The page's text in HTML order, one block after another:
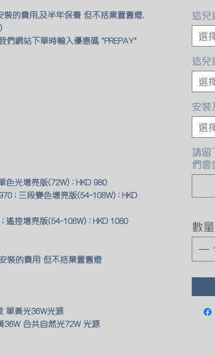
的費用,及半年保養 但不括棄置舊燈.
網站下單時輸入優惠碼 "PREPAY"
色光增亮版(72W) : HKD 980
; 三段變色增亮版(54-108W) : HKD
遙控增亮版(54-108W) : HKD 1080
裝的費用 但不括棄置舊燈
單黃光36W光源
36W 合共自然光72W 光源
這兒
選
這兒
選
安裝
選
請留
們會
數量